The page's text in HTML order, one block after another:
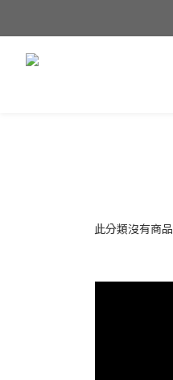
此分類沒有商品